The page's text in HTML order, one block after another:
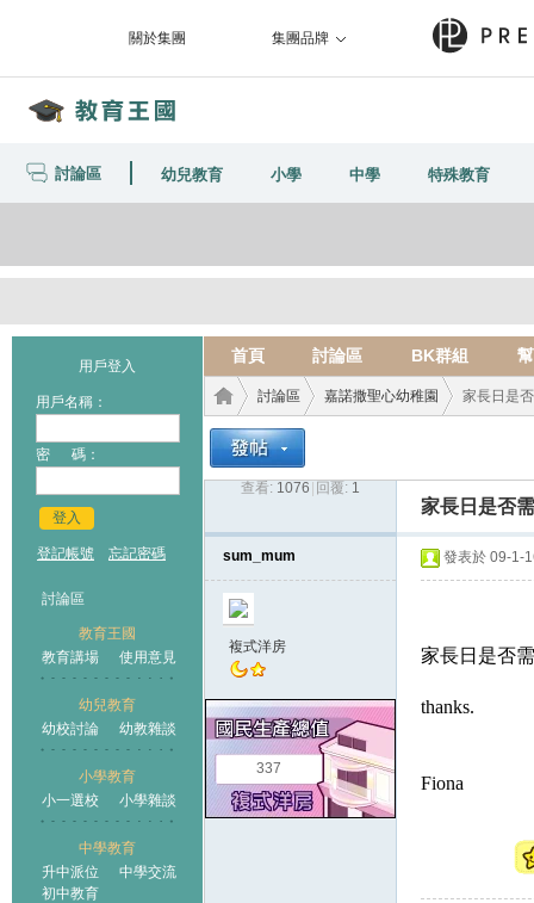
關於集團 集團品牌
討論區 幼兒教育 小學 中學 特殊教育
用戶登入
用戶名稱：
密 碼：
登入
登記帳號 忘記密碼
討論區
教育王國
教育講場
使用意見
幼兒教育
幼校討論
幼教雜談
小學教育
小一選校
小學雜談
中學教育
升中派位
中學交流
初中教育
首頁 討論區 BK群組
王國
討論區
›
嘉諾撒聖心幼稚園
›
家長日是
查看: 1076 回覆: 1
家長日是否
sum_mum
複式洋房
337
發表於 09-1-
家長日是否
thanks.
Fiona